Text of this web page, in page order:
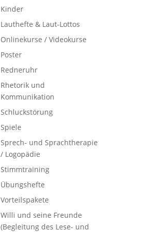
Kinder
Lauthefte & Laut-Lottos
Onlinekurse / Videokurse
Poster
Redneruhr
Rhetorik und
Kommunikation
Schluckstörung
Spiele
Sprech- und Sprachtherapie
/ Logopädie
Stimmtraining
Übungshefte
Vorteilspakete
Willi und seine Freunde
(Begleitung des Lese- und